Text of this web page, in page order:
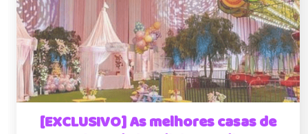
[EXCLUSIVO] As melhores casas de